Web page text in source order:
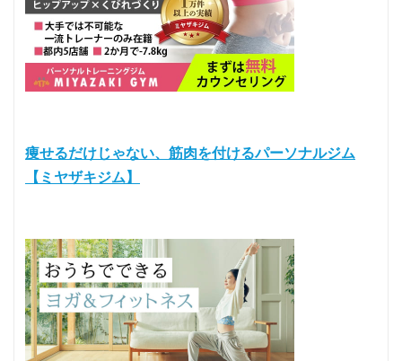
痩せるだけじゃない、筋肉を付けるパーソナルジム
【ミヤザキジム】